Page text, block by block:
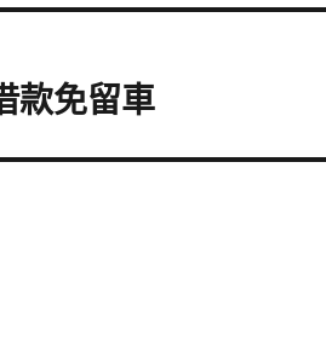
款免留車